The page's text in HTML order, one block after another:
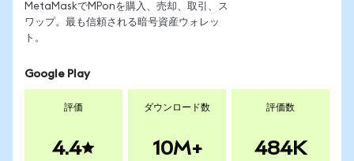
MetaMaskでMPonを購入、売却、取引、ス
ワップ。最も信頼される暗号資産ウォレッ
ト。
Google Play
評価
4.4
ダウンロード数
10M+
評価数
484K